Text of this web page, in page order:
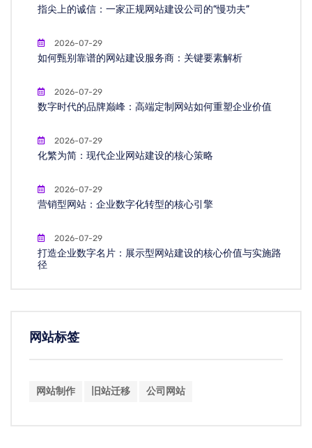
指尖上的诚信：一家正规网站建设公司的“慢功夫”
2026-07-29
如何甄别靠谱的网站建设服务商：关键要素解析
2026-07-29
数字时代的品牌巅峰：高端定制网站如何重塑企业价值
2026-07-29
化繁为简：现代企业网站建设的核心策略
2026-07-29
营销型网站：企业数字化转型的核心引擎
2026-07-29
打造企业数字名片：展示型网站建设的核心价值与实施路
径
网站标签
网站制作 旧站迁移 公司网站